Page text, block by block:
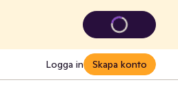
Logga in Skapa konto